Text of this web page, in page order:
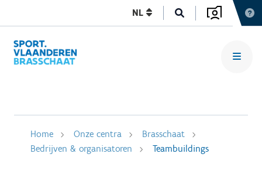
NL
Home Onze centra
Brasschaat
Bedrijven & organisatoren
Teambuildings